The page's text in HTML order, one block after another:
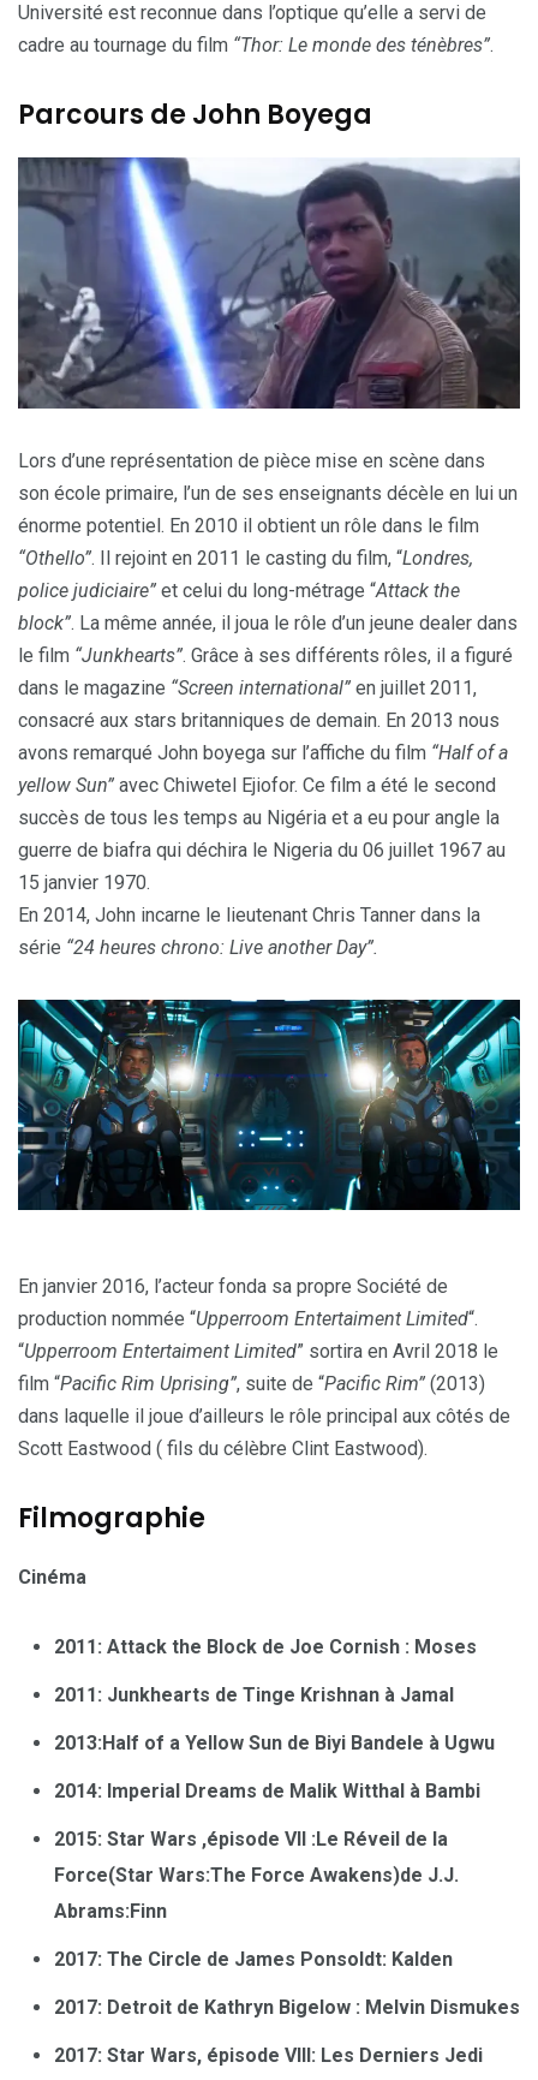
Université est reconnue dans l’optique qu’elle a servi de
cadre au tournage du film “Thor: Le monde des ténèbres”.
Parcours de John Boyega
Lors d’une représentation de pièce mise en scène dans
son école primaire, l’un de ses enseignants décèle en lui un
énorme potentiel. En 2010 il obtient un rôle dans le film
“Othello”. Il rejoint en 2011 le casting du film, “Londres,
police judiciaire” et celui du long-métrage “Attack the
block”. La même année, il joua le rôle d’un jeune dealer dans
le film “Junkhearts”. Grâce à ses différents rôles, il a figuré
dans le magazine “Screen international” en juillet 2011,
consacré aux stars britanniques de demain. En 2013 nous
avons remarqué John boyega sur l’affiche du film “Half of a
yellow Sun” avec Chiwetel Ejiofor. Ce film a été le second
succès de tous les temps au Nigéria et a eu pour angle la
guerre de biafra qui déchira le Nigeria du 06 juillet 1967 au
15 janvier 1970.
En 2014, John incarne le lieutenant Chris Tanner dans la
série “24 heures chrono: Live another Day”.
En janvier 2016, l’acteur fonda sa propre Société de
production nommée “Upperroom Entertaiment Limited“.
“Upperroom Entertaiment Limited” sortira en Avril 2018 le
film “Pacific Rim Uprising”, suite de “Pacific Rim” (2013)
dans laquelle il joue d’ailleurs le rôle principal aux côtés de
Scott Eastwood ( fils du célèbre Clint Eastwood).
Filmographie
Cinéma
2011: Attack the Block de Joe Cornish : Moses
2011: Junkhearts de Tinge Krishnan à Jamal
2013:Half of a Yellow Sun de Biyi Bandele à Ugwu
2014: Imperial Dreams de Malik Witthal à Bambi
2015: Star Wars ,épisode VII :Le Réveil de la
Force(Star Wars:The Force Awakens)de J.J.
Abrams:Finn
2017: The Circle de James Ponsoldt: Kalden
2017: Detroit de Kathryn Bigelow : Melvin Dismukes
2017: Star Wars, épisode VIII: Les Derniers Jedi